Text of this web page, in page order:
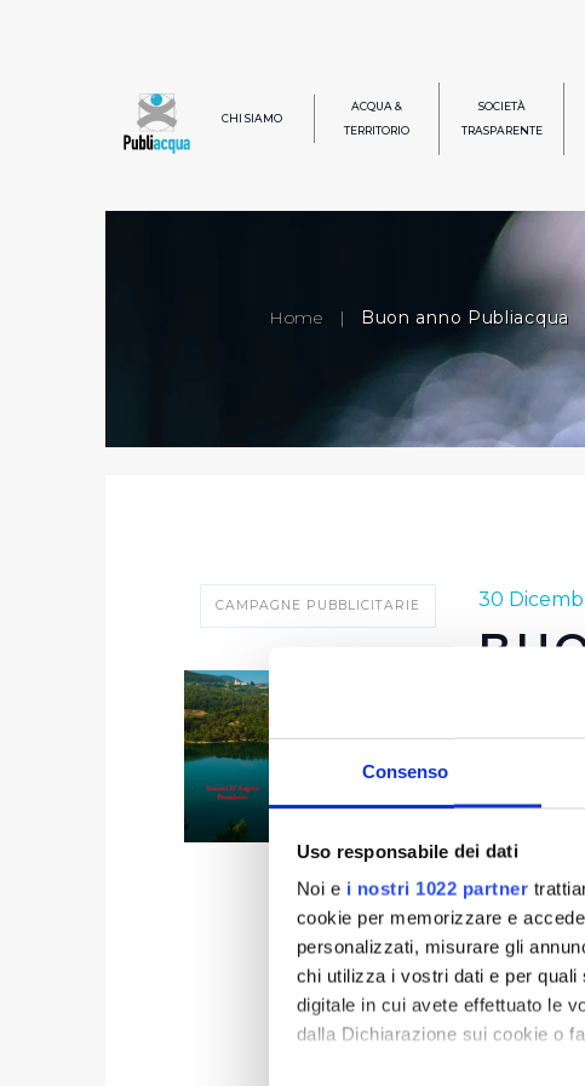
Consenso
Uso responsabile dei dati
Noi e i nostri 1022 partner
cookie per memorizzare e
personalizzati, misurare gli
chi utilizza i vostri dati e per
digitale in cui avete effettuato le
dalla Dichiarazione sui cookie o
CHI SIAMO
ACQUA &
TERRITORIO
SOCIETÀ
TRASPARENTE
Home | Buon anno Publiacqua
CAMPAGNE PUBBLICITARIE 30
16 milioni
Publiacqua